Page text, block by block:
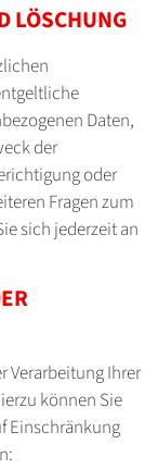
LÖSCHUNG
Daten,
der
oder
Fragen zum
sich jederzeit an
Verarbeitung Ihrer
können Sie
Einschränkung